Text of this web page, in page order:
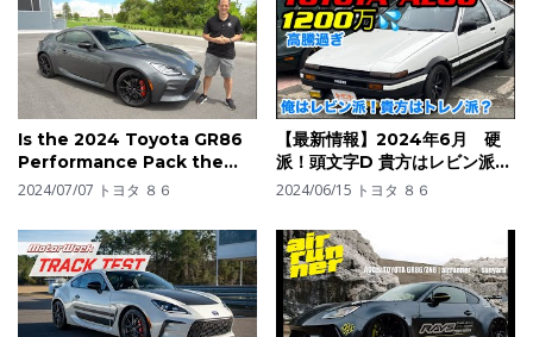
Is the 2024 Toyota GR86
Performance Pack the
BEST new sports car to
2024/07/07 トヨタ ８６
【最新情報】2024年6月 硬
派！頭文字D 貴方はレビン派！
トレノ派？【TOYOTA】
【AE86】【トヨタ】【WRX
sti 】が語る。ドリフトはやっ
ぱり86？
2024/06/15 トヨタ ８６